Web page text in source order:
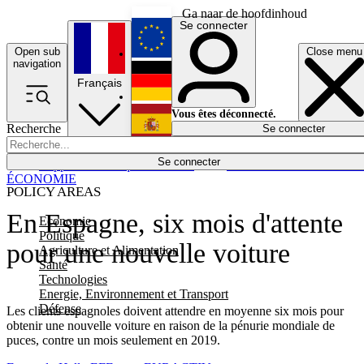
Ga naar de hoofdinhoud
Open sub
navigation
Close menu
Recherche
Se connecter
POLICY AREAS
Economie
Politique
Agriculture et Alimentation
Santé
Technologies
Energie, Environnement et Transport
Défense
Économie
Français
English
Deutsch
Español
Se connecter
Vous êtes déconnecté.
Se connecter
En Espagne, six mois d'attente
pour une nouvelle voiture
Les clients espagnoles doivent attendre en moyenne six mois pour
obtenir une nouvelle voiture en raison de la pénurie mondiale de
puces, contre un mois seulement en 2019.
ÉCONOMIE